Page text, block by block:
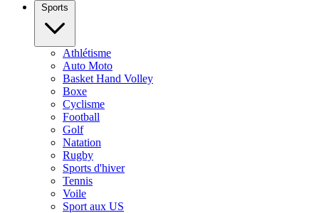
Sports
Athlétisme
Auto Moto
Basket Hand Volley
Boxe
Cyclisme
Football
Golf
Natation
Rugby
Sports d'hiver
Tennis
Voile
Sport aux US